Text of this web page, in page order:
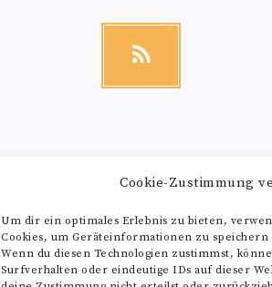
Cookie-Zustimmung
Um dir ein optimales Erlebnis zu bieten,
Cookies, um Geräteinformationen zu
Wenn du diesen Technologien zustimmst,
Surfverhalten oder eindeutige IDs auf dieser
RSS